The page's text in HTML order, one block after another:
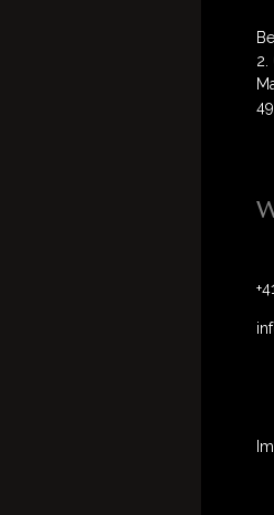
2.